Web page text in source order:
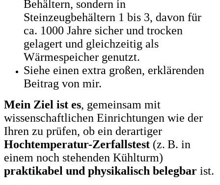
Behältern, sondern in
Steinzeugbehältern 1 bis 3, davon für
ca. 1000 Jahre sicher und trocken
gelagert und gleichzeitig als
Wärmespeicher genutzt.
Siehe einen extra großen, erklärenden
Beitrag von mir.
Mein Ziel ist es, gemeinsam mit
wissenschaftlichen Einrichtungen wie der
Ihren zu prüfen, ob ein derartiger
Hochtemperatur-Zerfallstest (z. B. in
einem noch stehenden Kühlturm)
praktikabel und physikalisch belegbar ist.